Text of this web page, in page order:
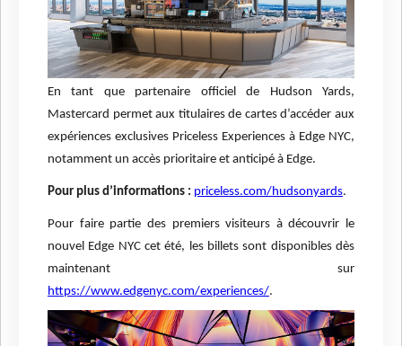
En tant que partenaire officiel de Hudson Yards,
Mastercard permet aux titulaires de cartes d’accéder aux
expériences exclusives Priceless Experiences à Edge NYC,
notamment un accès prioritaire et anticipé à Edge.
Pour plus d’informations : priceless.com/hudsonyards.
Pour faire partie des premiers visiteurs à découvrir le
nouvel Edge NYC cet été, les billets sont disponibles dès
maintenant sur
https://www.edgenyc.com/experiences/.